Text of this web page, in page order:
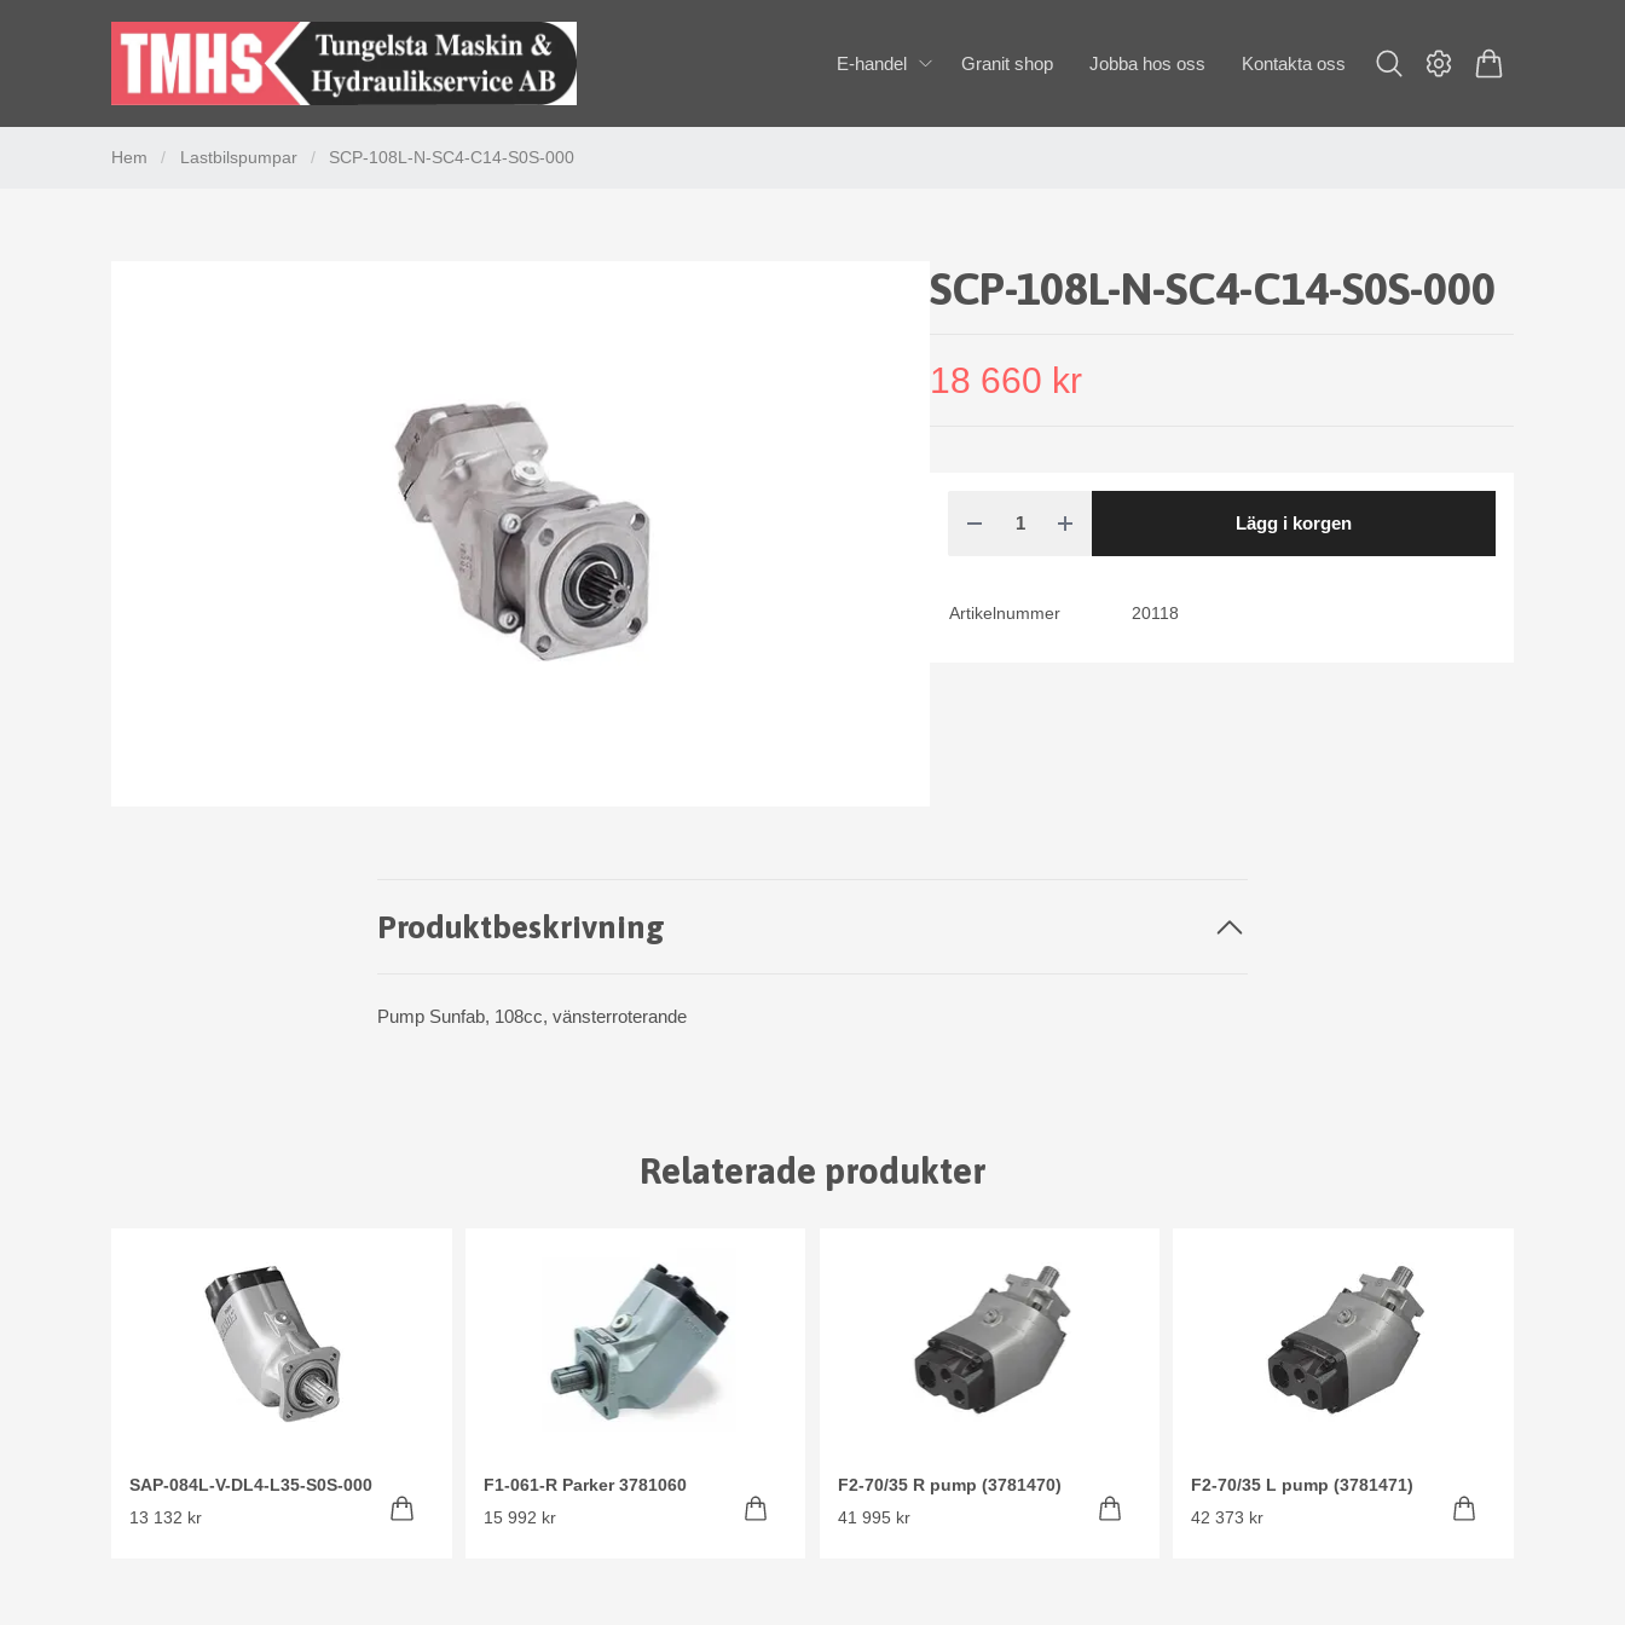
E-handel Granit shop Jobba hos oss Kontakta oss
Hem / Lastbilspumpar / SCP-108L-N-SC4-C14-S0S-000
SCP-108L-N-SC4-C14-S0S-000
18 660 kr
Lägg i korgen
Artikelnummer 20118
Produktbeskrivning
Pump Sunfab, 108cc, vänsterroterande
Relaterade produkter
SAP-084L-V-DL4-L35-S0S-000
13 132 kr
F1-061-R Parker 3781060
15 992 kr
F2-70/35 R pump (3781470)
41 995 kr
F2-70/35 L pump (3781471)
42 373 kr